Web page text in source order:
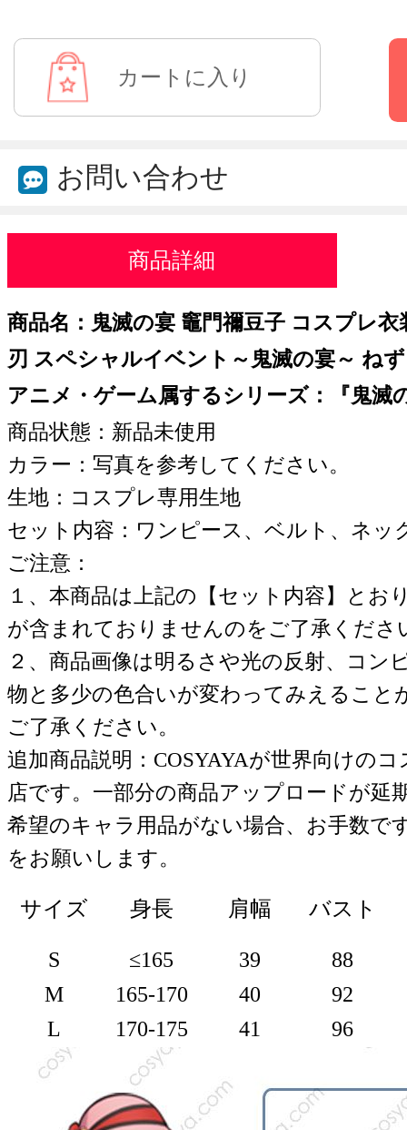
お問い合わせ
商品詳細
商品名：鬼滅の宴 竈門禰豆子 コスプレ
刃 スペシャルイベント～鬼滅の宴～ ね
アニメ・ゲーム属するシリーズ：『鬼滅
商品状態：新品未使用
カラー：写真を参考してください。
生地：コスプレ専用生地
セット内容：ワンピース、ベルト、ネッ
ご注意：
１、本商品は上記の【セット内容】とお
が含まれておりませんのをご了承くださ
２、商品画像は明るさや光の反射、コン
物と多少の色合いが変わってみえること
ご了承ください。
追加商品説明：COSYAYAが世界向けの
店です。一部分の商品アップロードが延
希望のキャラ用品がない場合、お手数で
をお願いします。
サイズ 身長 肩幅 バスト
S ≤165 39
88
M
165-170 40
92
L
170-175 41 96